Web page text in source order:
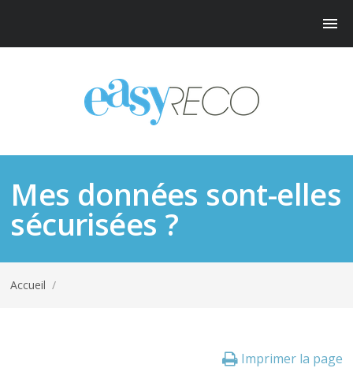
Mes données sont-elles
sécurisées ?
Accueil /
Imprimer la page